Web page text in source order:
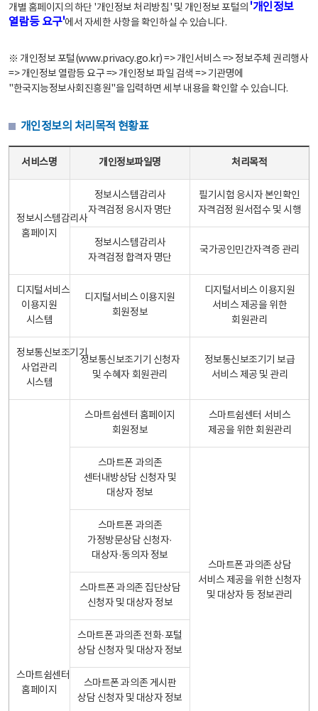
개별 홈페이지의 하단 '개인정보 처리방침' 및 개인정보 포털의 '개인정보
열람등 요구'에서 자세한 사항을 확인하실 수 있습니다.
※ 개인정보 포털(www.privacy.go.kr) => 개인서비스 => 정보주체 권리행사
=> 개인정보 열람등 요구 => 개인정보 파일 검색 => 기관명에
"한국지능정보사회진흥원"을 입력하면 세부 내용을 확인할 수 있습니다.
개인정보의 처리목적 현황표
서비스명 개인정보파일명 처리목적
정보시스템감리사
홈페이지
정보시스템감리사
자격검정 응시자 명단
필기시험 응시자 본인확인
자격검정 원서접수 및 시행
정보시스템감리사
자격검정 합격자 명단
국가공인민간자격증 관리
디지털서비스
이용지원
시스템
디지털서비스 이용지원
회원정보
디지털서비스 이용지원
서비스 제공을 위한
회원관리
정보통신보조기기
사업관리
시스템
정보통신보조기기 신청자
및 수혜자 회원관리
정보통신보조기기 보급
서비스 제공 및 관리
스마트쉼센터
홈페이지
스마트쉼센터 홈페이지
회원정보
스마트쉼센터 서비스
제공을 위한 회원관리
스마트폰 과의존
센터내방상담 신청자 및
대상자 정보
스마트폰 과의존 상담
서비스 제공을 위한 신청자
및 대상자 등 정보관리
스마트폰 과의존
가정방문상담 신청자·
대상자·동의자 정보
스마트폰 과의존 집단상담
신청자 및 대상자 정보
스마트폰 과의존 전화·포털
상담 신청자 및 대상자 정보
스마트폰 과의존 게시판
상담 신청자 및 대상자 정보